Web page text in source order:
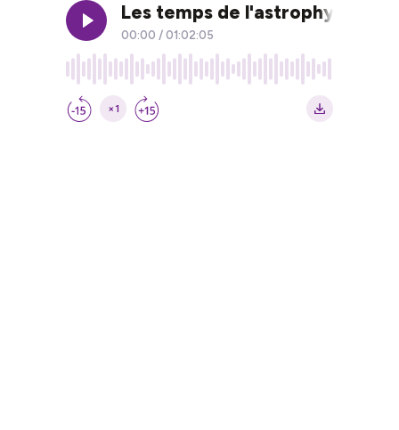
Les temps de l'astrophysique |
00:00 / 01:02:05
×1